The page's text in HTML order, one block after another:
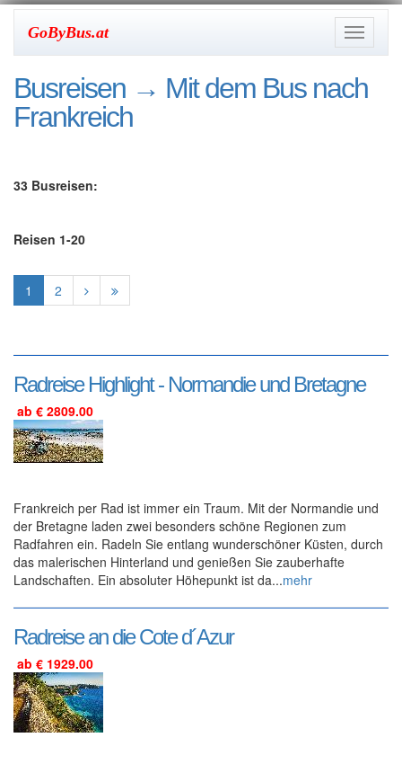
Toggle
GoByBus.at
Busreisen → Mit dem Bus nach
Frankreich
33 Busreisen:
Reisen 1-20
1 2
Radreise Highlight - Normandie und Bretagne
ab € 2809.00
Frankreich per Rad ist immer ein Traum. Mit der Normandie und
der Bretagne laden zwei besonders schöne Regionen zum
Radfahren ein. Radeln Sie entlang wunderschöner Küsten, durch
das malerischen Hinterland und genießen Sie zauberhafte
Landschaften. Ein absoluter Höhepunkt ist da...mehr
Radreise an die Cote d´Azur
ab € 1929.00